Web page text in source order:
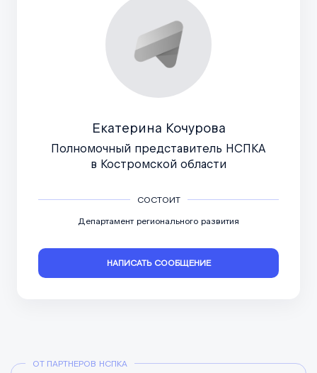
Екатерина Кочурова
Полномочный представитель НСПКА
в Костромской области
СОСТОИТ
Департамент регионального развития
НАПИСАТЬ СООБЩЕНИЕ
ОТ ПАРТНЕРОВ НСПКА